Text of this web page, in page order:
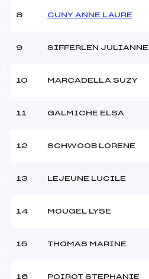
8 CUNY ANNE LAURE
9 SIFFERLEN JULIANNE
10 MARCADELLA SUZY
11 GALMICHE ELSA
12 SCHWOOB LORENE
13 LEJEUNE LUCILE
14 MOUGEL LYSE
15 THOMAS MARINE
16 POIROT STEPHANIE